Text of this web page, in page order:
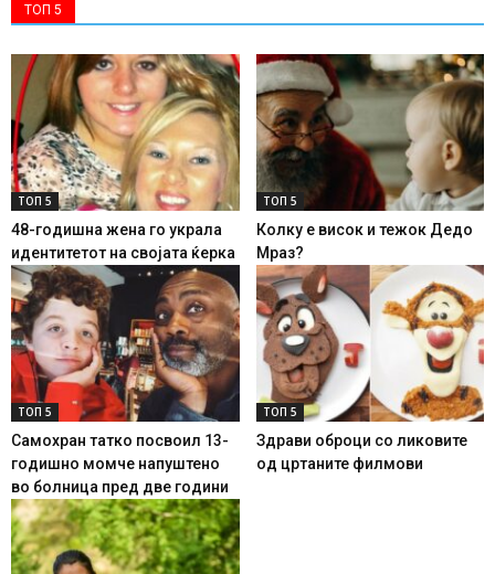
ТОП 5
ТОП 5
48-годишна жена го украла
идентитетот на својата ќерка
ТОП 5
Колку е висок и тежок Дедо
Мраз?
ТОП 5
Самохран татко посвоил 13-
годишно момче напуштено
во болница пред две години
ТОП 5
Здрави оброци со ликовите
од цртаните филмови